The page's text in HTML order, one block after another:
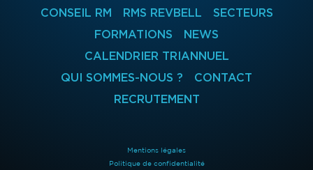
CONSEIL RM RMS REVBELL
SECTEURS
FORMATIONS
NEWS
CALENDRIER TRIANNUEL
QUI SOMMES-NOUS ?
CONTACT
RECRUTEMENT
Mentions légales
Politique de confidentialité